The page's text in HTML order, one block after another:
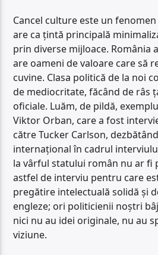
Cancel culture este un
are ca țintă principală
prin diverse mijloace. România
are oameni de valoare care să
cuvine. Clasa politică de la noi
de mediocritate, făcând de râs
oficiale. Luăm, de pildă,
Viktor Orban, care a fost
către Tucker Carlson,
internațional în cadrul
la vârful statului român nu ar fi
astfel de interviu pentru care
pregătire intelectuală solidă și
engleze; ori politicienii noștri
nici nu au idei originale, nu au
viziune.